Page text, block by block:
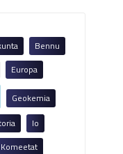
Bennu
Europa
Geokemia
Io
Komeetat